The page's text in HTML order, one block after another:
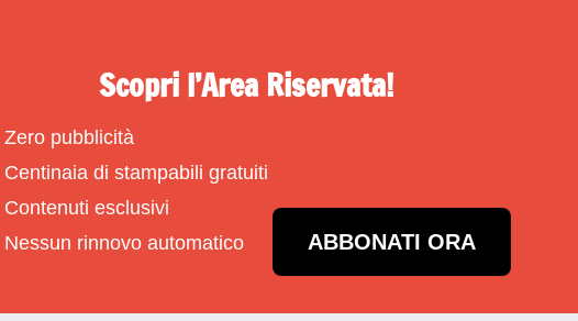
Scopri l’Area Riservata!
Zero pubblicità
Centinaia di stampabili gratuiti
Contenuti esclusivi
Nessun rinnovo automatico
ABBONATI ORA